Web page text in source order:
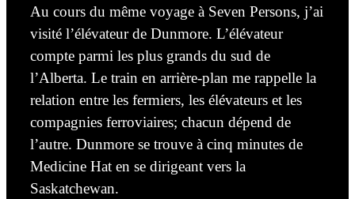
Au cours du même voyage à Seven Persons, j’ai
visité l’élévateur de Dunmore. L’élévateur
compte parmi les plus grands du sud de
l’Alberta. Le train en arrière-plan me rappelle la
relation entre les fermiers, les élévateurs et les
compagnies ferroviaires; chacun dépend de
l’autre. Dunmore se trouve à cinq minutes de
Medicine Hat en se dirigeant vers la
Saskatchewan.